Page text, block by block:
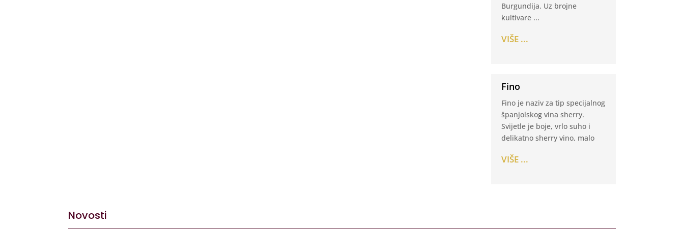
Burgundija. Uz brojne
kultivare ...
VIŠE ...
Fino
Fino je naziv za tip specijalnog
španjolskog vina sherry.
Svijetle je boje, vrlo suho i
delikatno sherry vino, malo
VIŠE ...
Novosti